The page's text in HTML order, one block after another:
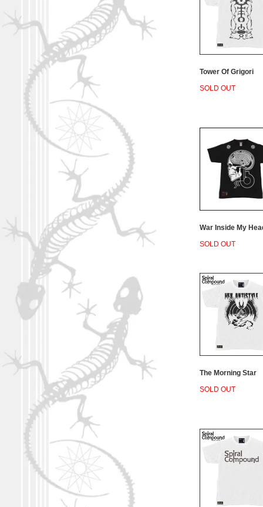
Tower Of Grigori
SOLD OUT
War Inside My
SOLD OUT
The Morning Star
SOLD OUT